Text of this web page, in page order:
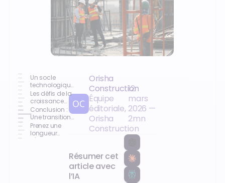
Un socle
technologique
robuste
Les défis de la
croissance
externe
Conclusion :
Une transition
vers la
maturité
Prenez une
longueur
d'avance
Orisha
Construction
Équipe
éditoriale,
Orisha
Construction
12
mars
2026 —
2mn
Résumer cet
article avec
l’IA